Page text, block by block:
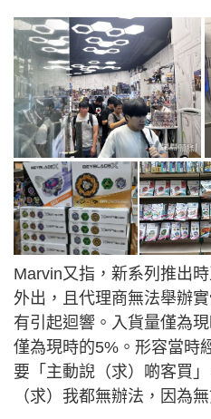
Marvin又指，新系列推出
外出，且代理商無法舉辦
有引起迴響。入貨量僅為
僅為現時的5%。形容當時
要「主動誽（求）啲客買
（求）我都無辦法，因為